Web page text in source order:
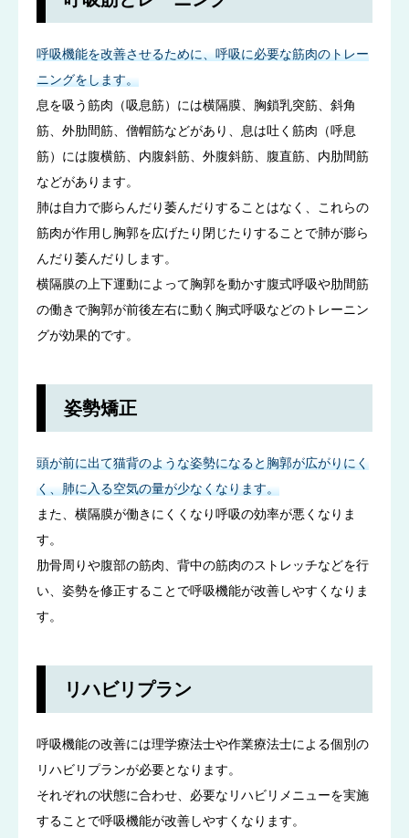
呼吸機能を改善させるために、呼吸に必要な筋肉のトレー
ニングをします。
息を吸う筋肉（吸息筋）には横隔膜、胸鎖乳突筋、斜角
筋、外肋間筋、僧帽筋などがあり、息は吐く筋肉（呼息
筋）には腹横筋、内腹斜筋、外腹斜筋、腹直筋、内肋間筋
などがあります。
肺は自力で膨らんだり萎んだりすることはなく、これらの
筋肉が作用し胸郭を広げたり閉じたりすることで肺が膨ら
んだり萎んだりします。
横隔膜の上下運動によって胸郭を動かす腹式呼吸や肋間筋
の働きで胸郭が前後左右に動く胸式呼吸などのトレーニン
グが効果的です。
姿勢矯正
頭が前に出て猫背のような姿勢になると胸郭が広がりにく
く、肺に入る空気の量が少なくなります。
また、横隔膜が働きにくくなり呼吸の効率が悪くなりま
す。
肋骨周りや腹部の筋肉、背中の筋肉のストレッチなどを行
い、姿勢を修正することで呼吸機能が改善しやすくなりま
す。
リハビリプラン
呼吸機能の改善には理学療法士や作業療法士による個別の
リハビリプランが必要となります。
それぞれの状態に合わせ、必要なリハビリメニューを実施
することで呼吸機能が改善しやすくなります。